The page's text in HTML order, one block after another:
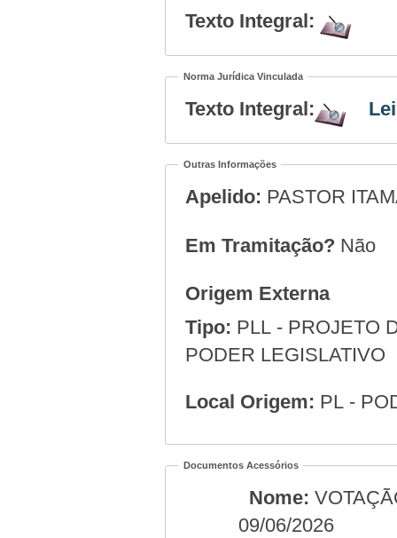
Texto Integral:
Norma Jurídica Vinculada
Texto Integral:
Outras Informações
Apelido: PASTOR
Em Tramitação? Não
Origem Externa
Tipo: PLL - PROJETO
PODER LEGISLATIVO
Local Origem: PL -
Documentos Acessórios
Nome:
09/06/2026